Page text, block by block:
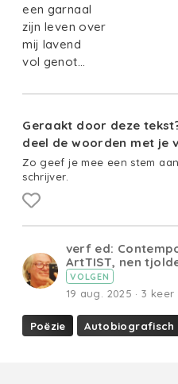
een garnaal
zijn leven over
mij lavend
vol genot…
Geraakt door deze
deel de woorden met je
Zo geef je mee een stem
schrijver.
verf ed:
ArtTIST, nen
VOLGEN
19 aug. 2025 · 3
Poëzie Autobiografisch